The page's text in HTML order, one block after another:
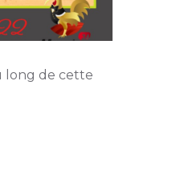
long de cette